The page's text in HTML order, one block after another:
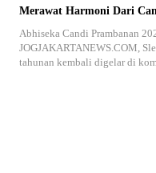
Merawat Harmoni Dari
Abhiseka Candi Prambanan
JOGJAKARTANEWS.COM,
tahunan kembali digelar di